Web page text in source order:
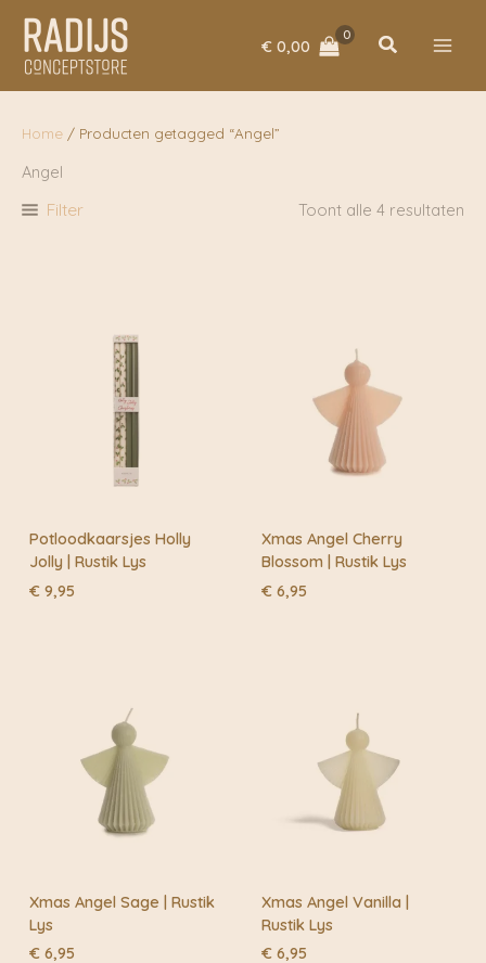
naar
inhoud
€ 0,00 Zoeken
Home / Producten getagged “Angel”
Angel
Filter Toont alle 4 resultaten
Potloodkaarsjes Holly
Jolly | Rustik Lys
€ 9,95
Xmas Angel Cherry
Blossom | Rustik Lys
€ 6,95
Xmas Angel Sage | Rustik
Lys
€ 6,95
Xmas Angel Vanilla |
Rustik Lys
€ 6,95